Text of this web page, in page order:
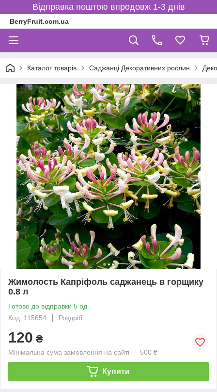
Відправка поштою впродовж 1-3 днів
BerryFruit.com.ua
Каталог товарів Саджанці Декоративних рослин
Жимолость Капріфоль саджанець в горщику
0.8 л
Готово до відправки 5 од.
Код: 115654
Роздріб
120 ₴
Мінімальна сума замовлення на сайті — 500 ₴
Купити